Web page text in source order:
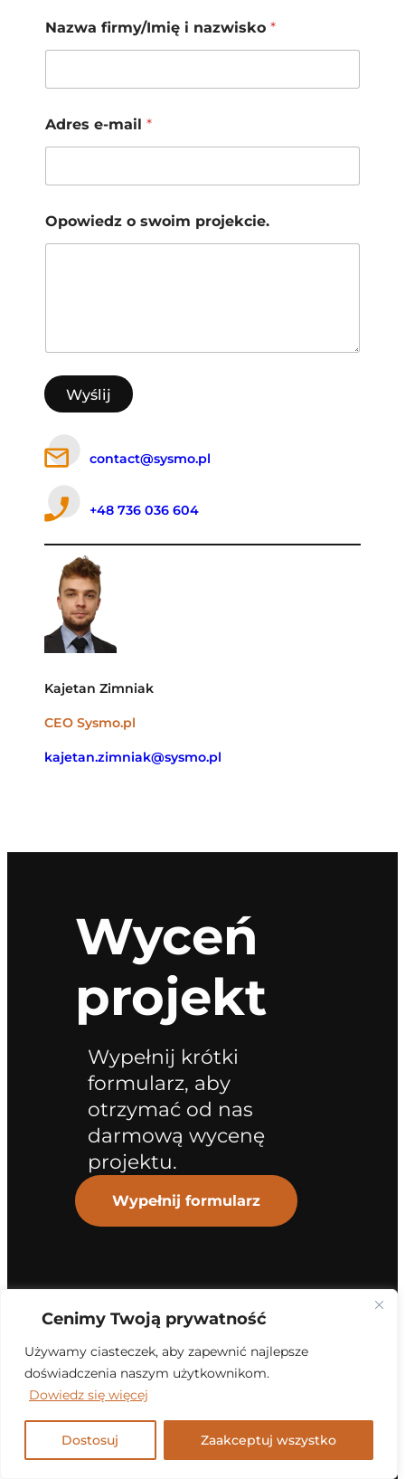
Cenimy Twoją prywatność
Używamy ciasteczek, aby zapewnić najlepsze
doświadczenia naszym użytkownikom.
Dowiedz się więcej
Dostosuj Zaakceptuj wszystko
Nazwa firmy/Imię i nazwisko*
Adres e-mail*
Opowiedz o swoim projekcie.
Wyślij
contact@sysmo.pl
+48 736 036 604
Kajetan Zimniak
CEO Sysmo.pl
kajetan.zimniak@sysmo.pl
Wyceń
projekt
Wypełnij krótki
formularz, aby
otrzymać od nas
darmową wycenę
projektu.
Wypełnij formularz
Sysmo.pl –
rozwiązania IT sp.